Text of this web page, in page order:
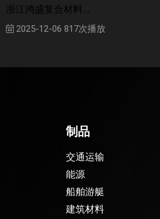
浙江鸿盛复合材料...
2025-12-06 817次播放
制品
交通运输
能源
船舶游艇
建筑材料